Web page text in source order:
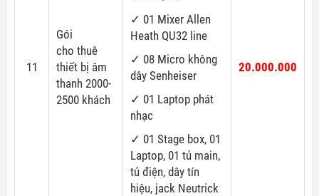
11
Gói
cho thuê
thiết bị âm
thanh 2000-
2500 khách
✓ 01 Mixer Allen
Heath QU32 line
✓ 08 Micro không
dây Senheiser
✓ 01 Laptop phát
nhạc
✓ 01 Stage box, 01
Laptop, 01 tủ main,
tủ điện, dây tín
hiệu, jack Neutrick
20.000.000